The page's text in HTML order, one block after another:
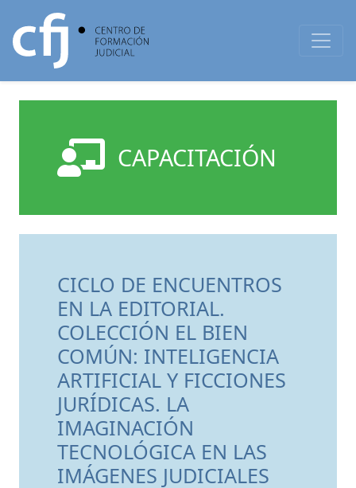
CAPACITACIÓN
CICLO DE ENCUENTROS
EN LA EDITORIAL.
COLECCIÓN EL BIEN
COMÚN: INTELIGENCIA
ARTIFICIAL Y FICCIONES
JURÍDICAS. LA
IMAGINACIÓN
TECNOLÓGICA EN LAS
IMÁGENES JUDICIALES